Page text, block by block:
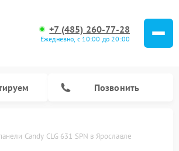
+7 (485) 260-77-28
Ежедневно, с 10:00 до 20:00
Позвонить
Candy CLG 631 SPN в Ярославле